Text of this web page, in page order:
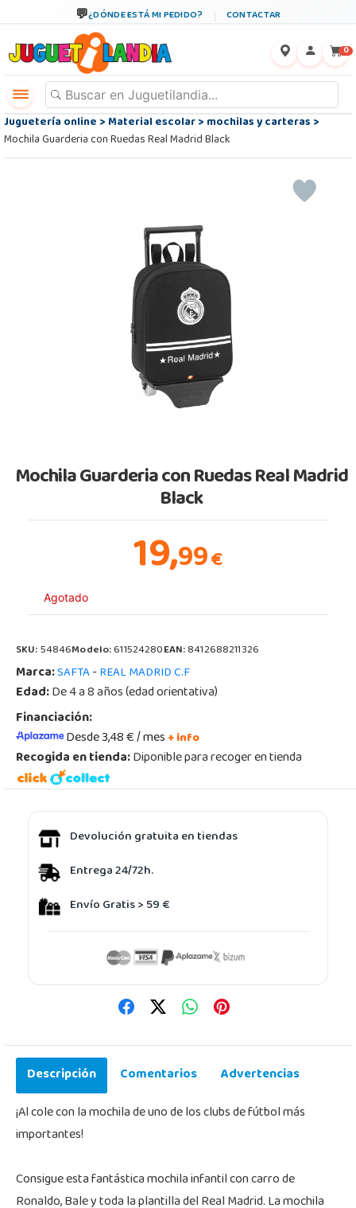
¿DÓNDE ESTÁ MI PEDIDO? CONTACTAR
0
Juguetería online>Material escolar>mochilas y carteras>
Mochila Guarderia con Ruedas Real Madrid Black
Mochila Guarderia con Ruedas Real Madrid
Black
19,99€
Agotado
SKU:54846Modelo:611524280EAN:8412688211326
Marca:SAFTA-REAL MADRID C.F
Edad:De 4 a 8 años (edad orientativa)
Financiación:
Desde 3,48 € / mes+ info
Recogida en tienda:Diponible para recoger en tienda
Devolución gratuita en tiendas
Entrega 24/72h.
Envío Gratis > 59 €
Descripción Comentarios
Advertencias
¡Al cole con la mochila de uno de los clubs de fútbol más
importantes!
Consigue esta fantástica mochila infantil con carro de
Ronaldo, Bale y toda la plantilla del Real Madrid. La mochila